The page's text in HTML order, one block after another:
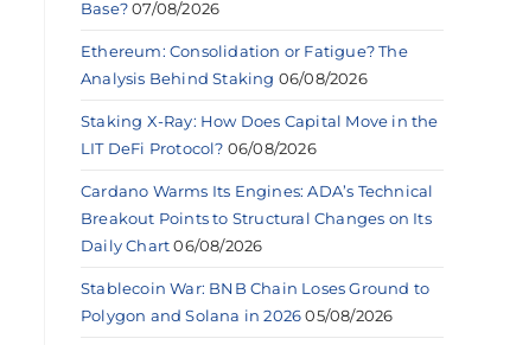
Base? 07/08/2026
Ethereum: Consolidation or Fatigue? The
Analysis Behind Staking 06/08/2026
Staking X-Ray: How Does Capital Move in the
LIT DeFi Protocol? 06/08/2026
Cardano Warms Its Engines: ADA’s Technical
Breakout Points to Structural Changes on Its
Daily Chart 06/08/2026
Stablecoin War: BNB Chain Loses Ground to
Polygon and Solana in 2026 05/08/2026